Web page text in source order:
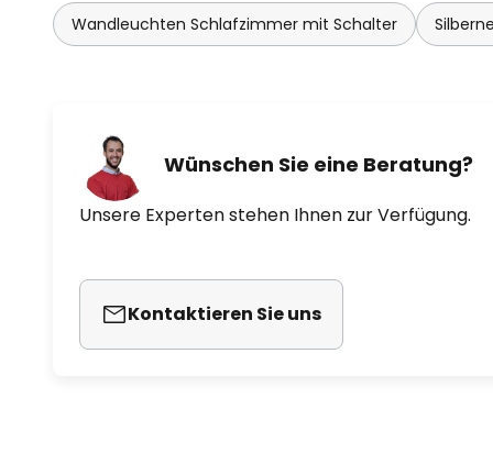
Wandleuchten Schlafzimmer mit Schalter
Wünschen Sie eine Beratung?
Unsere Experten stehen Ihnen zur Verfügung.
Kontaktieren Sie uns